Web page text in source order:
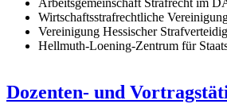
Wirtschaftsstrafrechtliche
Vereinigung Hessischer
Hellmuth-Loening-Zentrum für
Dozenten- und